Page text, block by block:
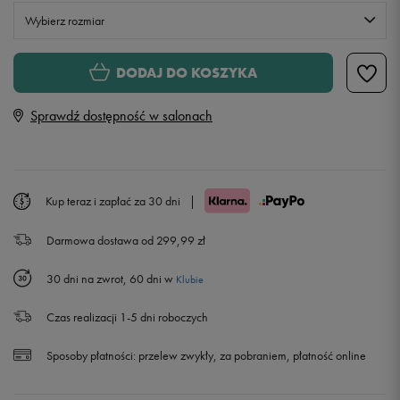
Wybierz rozmiar
Powiadom o dostępności
S
DODAJ DO KOSZYKA
Sprawdź dostępność w salonach
Kup teraz i zapłać za 30 dni |
Darmowa dostawa od 299,99 zł
30 dni na zwrot, 60 dni w Klubie
Czas realizacji 1-5 dni roboczych
Sposoby płatności: przelew zwykły, za pobraniem, płatność online